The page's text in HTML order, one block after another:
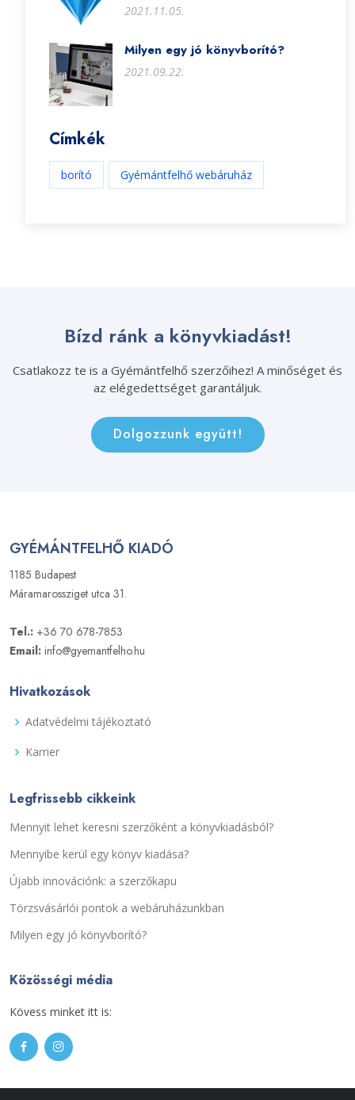
2021.11.05.
Milyen egy jó könyvborító?
2021.09.22.
Címkék
borító Gyémántfelhő webáruház
Bízd ránk a könyvkiadást!
Csatlakozz te is a Gyémántfelhő szerzőihez! A minőséget és
az elégedettséget garantáljuk.
Dolgozzunk együtt!
GYÉMÁNTFELHŐ KIADÓ
1185 Budapest
Máramarossziget utca 31.
Tel.: +36 70 678-7853
Email: info@gyemantfelho.hu
Hivatkozások
Adatvédelmi tájékoztató
Karrier
Legfrissebb cikkeink
Mennyit lehet keresni szerzőként a könyvkiadásból?
Mennyibe kerül egy könyv kiadása?
Újabb innovációnk: a szerzőkapu
Törzsvásárlói pontok a webáruházunkban
Milyen egy jó könyvborító?
Közösségi média
Kövess minket itt is: